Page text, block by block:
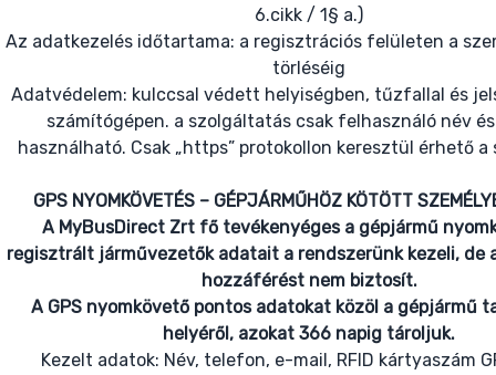
6.cikk / 1§ a.)
Az adatkezelés időtartama: a regisztrációs felületen a
törléséig
Adatvédelem: kulccsal védett helyiségben, tűzfallal és
számítógépen. a szolgáltatás csak felhasználó név
használható. Csak „https” protokollon keresztül érhető
GPS NYOMKÖVETÉS – GÉPJÁRMŰHÖZ KÖTÖTT
A MyBusDirect Zrt fő tevékenyéges a gépjármű
regisztrált járművezetők adatait a rendszerünk kezeli, de
hozzáférést nem biztosít.
A GPS nyomkövető pontos adatokat közöl a gépjármű
helyéről, azokat 366 napig tároljuk.
Kezelt adatok: Név, telefon, e-mail, RFID kártyaszám